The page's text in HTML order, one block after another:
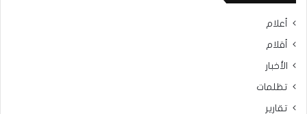
أعلام
أقلام
الأخبار
تظلمات
تقارير